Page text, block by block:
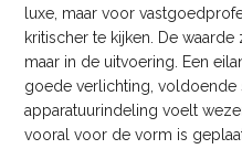
luxe, maar voor
kritischer te kijken. De
maar in de uitvoering. Een
goede verlichting,
apparatuurindeling voelt
vooral voor de vorm is